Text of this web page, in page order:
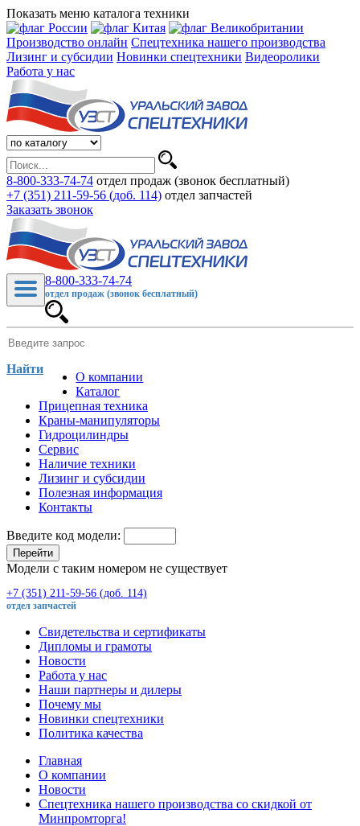
Показать меню каталога техники
Производство онлайн Спецтехника нашего производства
Лизинг и субсидии Новинки спецтехники Видеоролики
Работа у нас
8-800-333-74-74 отдел продаж (звонок бесплатный)
+7 (351) 211-59-56 (доб. 114) отдел запчастей
Заказать звонок
8-800-333-74-74
отдел продаж (звонок бесплатный)
Найти
О компании
Каталог
Прицепная техника
Краны-манипуляторы
Гидроцилиндры
Сервис
Наличие техники
Лизинг и субсидии
Полезная информация
Контакты
Введите код модели:
Перейти
Модели с таким номером не существует
+7 (351) 211-59-56 (доб. 114)
отдел запчастей
Свидетельства и сертификаты
Дипломы и грамоты
Новости
Работа у нас
Наши партнеры и дилеры
Почему мы
Новинки спецтехники
Политика качества
Главная
О компании
Новости
Спецтехника нашего производства со скидкой от
Минпромторга!